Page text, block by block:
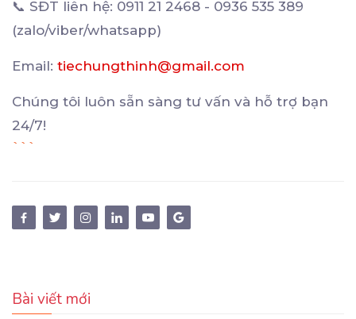
📞 SĐT liên hệ: 0911 21 2468 - 0936 535 389
(zalo/viber/whatsapp)
Email: tiechungthinh@gmail.com
Chúng tôi luôn sẵn sàng tư vấn và hỗ trợ bạn
24/7!
```
Bài viết mới